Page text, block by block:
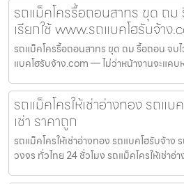
รถแม็คโครรื้อถอนสาทร ขุด ถม
เรียกใช้ www.รถแบคโฮรับจ้าง
รถแม็คโครรื้อถอนสาทร ขุด ถม รื้อถอน จบไ
แบคโฮรับจ้าง.com — ไม่ว่าหน้างานจะแคบ
รถแม็คโครให้เช่าอ่างทอง รถแบ
เช่า ราคาถูก
รถแม็คโครให้เช่าอ่างทอง รถแบคโฮรับจ้าง
วงจร ทั่วไทย 24 ชั่วโมง รถแม็คโครให้เช่าอ่